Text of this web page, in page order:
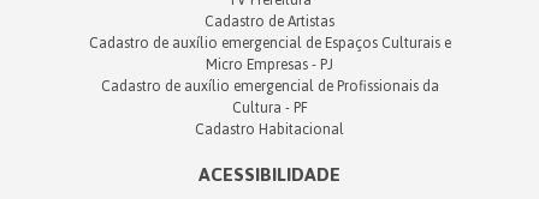
Cadastro de Artistas
Cadastro de auxílio emergencial de Espaços Culturais e
Micro Empresas - PJ
Cadastro de auxílio emergencial de Profissionais da
Cultura - PF
Cadastro Habitacional
ACESSIBILIDADE